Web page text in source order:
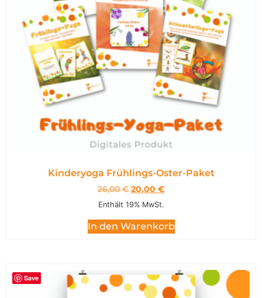
Kinderyoga Frühlings-Oster-Paket
26,00€ 20,00 €
Enthält 19% MwSt.
In den Warenkorb
Save